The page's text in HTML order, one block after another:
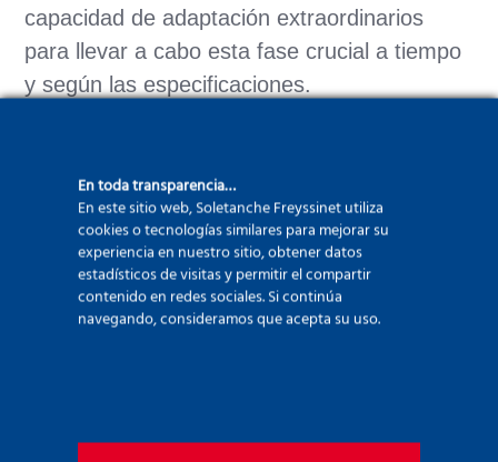
capacidad de adaptación extraordinarios
para llevar a cabo esta fase crucial a tiempo
y según las especificaciones.
Compartir esta noticia
En toda transparencia…
En este sitio web, Soletanche Freyssinet utiliza
cookies o tecnologías similares para mejorar su
experiencia en nuestro sitio, obtener datos
estadísticos de visitas y permitir el compartir
contenido en redes sociales. Si continúa
navegando, consideramos que acepta su uso.